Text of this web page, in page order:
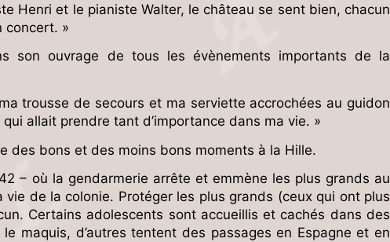
Henri et le pianiste Walter, le château se sent bien, chacun
concert. »
son ouvrage de tous les évènements importants de la
trousse de secours et ma serviette accrochées au guidon
allait prendre tant d’importance dans ma vie. »
des bons et des moins bons moments à la Hille.
– où la gendarmerie arrête et emmène les plus grands au
de la colonie. Protéger les plus grands (ceux qui ont plus
Certains adolescents sont accueillis et cachés dans des
le maquis, d’autres tentent des passages en Espagne et en